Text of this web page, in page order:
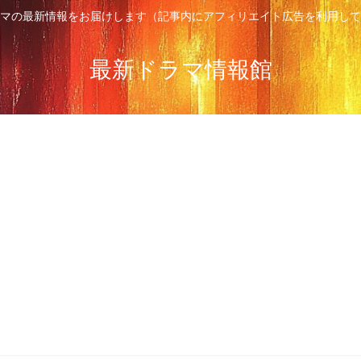
の最新情報をお届けします（記事内にアフィリエイト広告を利用し
最新ドラマ情報館